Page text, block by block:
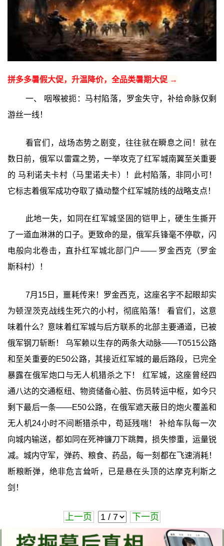
拼多多暑假大促，升温降价，全品类暑期大促 →
一、 咽喉被扼：马村陷落，罗金失守，补给命脉仅剩
游丝一线！
看官们，战场态势之剧变，往往就在瞬息之间！就在
数日前，俄军以雷霆之势，一举攻克了红军城南翼至关重要
的 马利诺夫卡村（马里诺夫卡）！此村陷落，非同小可！
它标志着俄军成功夺取了撬动整个红军城防线的战略支点！
此地一失，如同在红军城坚固的铠甲上，硬生生撕开
了一道血淋淋的口子。更致命的是，俄军兵锋毫不停歇，闪
电般向北卷击，直扑红军城北部门户—— 罗金西克（罗金
斯科村）！
7月15日，噩耗传来！罗金西克，这座名字不起眼却实
为顿涅茨克战线生死穴的小村，彻底陷落！ 看官们，这意
味着什么？意味着红军城与后方联系的北部主要通道，已被
俄军钢刀斩断！ 乌军赖以生存的两条大动脉——T0515公路
和至关重要的E50公路，其接近红军城的最后路段，已完全
暴露在俄军炮口与无人机猎杀之下！ 红军城，这座曾经四
通八达的交通枢纽、物资储备心脏、伤员转运中枢，如今只
剩下最后一条——E50公路，在俄军遮天蔽日的炮火覆盖和
无人机24小时不间断猎杀中，苟延残喘！ 补给车队每一次
向城内输送，都如同在死神镰刀下跳舞，损失惨重，运量锐
减。城内守军，弹药、粮食、药品，每一刻都在飞速消耗！
断粮断弹，绝非危言耸听，已是悬在头顶的达摩克利斯之
剑！
上一页 下一页